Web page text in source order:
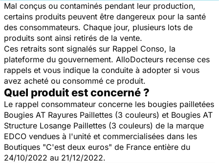
Mal conçus ou contaminés pendant leur production,
certains produits peuvent être dangereux pour la santé
des consommateurs. Chaque jour, plusieurs lots de
produits sont ainsi retirés de la vente.
Ces retraits sont signalés sur Rappel Conso, la
plateforme du gouvernement. AlloDocteurs recense ces
rappels et vous indique la conduite à adopter si vous
avez acheté ou consommé ce produit.
Quel produit est concerné ?
Le rappel consommateur concerne les bougies pailletées
Bougies AT Rayures Paillettes (3 couleurs) et Bougies AT
Structure Losange Paillettes (3 couleurs) de la marque
EDCO vendues à l'unité et commercialisées dans les
Boutiques "C'est deux euros" de France entière du
24/10/2022 au 21/12/2022.